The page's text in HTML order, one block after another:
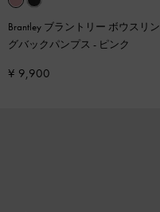
Brantley ブラントリー ボウスリン
グバックパンプス - ピンク
¥ 9,900